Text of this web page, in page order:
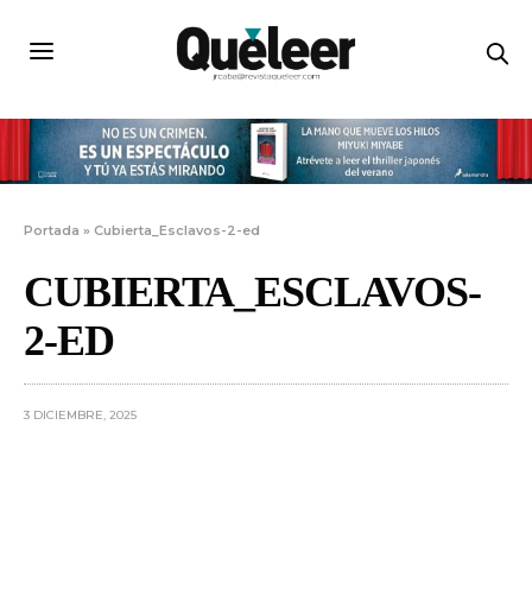
Portada »Cubierta_Esclavos-2-ed
CUBIERTA_ESCLAVOS-
2-ED
3 DICIEMBRE, 2025